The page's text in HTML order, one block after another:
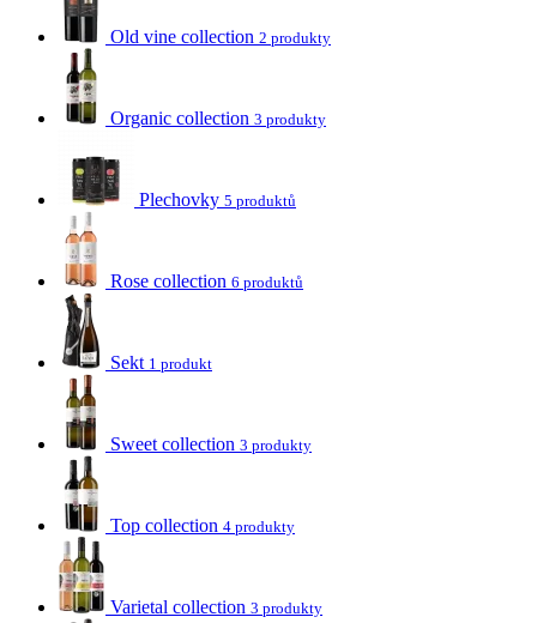
Old vine collection 2 produkty
Organic collection 3 produkty
Plechovky 5 produktů
Rose collection 6 produktů
Sekt 1 produkt
Sweet collection 3 produkty
Top collection 4 produkty
Varietal collection 3 produkty